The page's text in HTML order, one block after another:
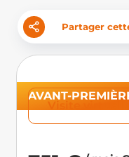
Partager
AVANT-
Visite virtuelle